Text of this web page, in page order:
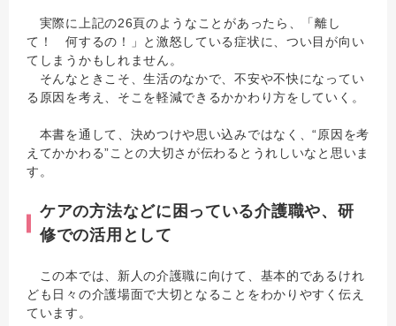
実際に上記の26頁のようなことがあったら、「離し
て！ 何するの！」と激怒している症状に、つい目が向い
てしまうかもしれません。
そんなときこそ、生活のなかで、不安や不快になってい
る原因を考え、そこを軽減できるかかわり方をしていく。
本書を通して、決めつけや思い込みではなく、“原因を考
えてかかわる”ことの大切さが伝わるとうれしいなと思いま
す。
ケアの方法などに困っている介護職や、研
修での活用として
この本では、新人の介護職に向けて、基本的であるけれ
ども日々の介護場面で大切となることをわかりやすく伝え
ています。